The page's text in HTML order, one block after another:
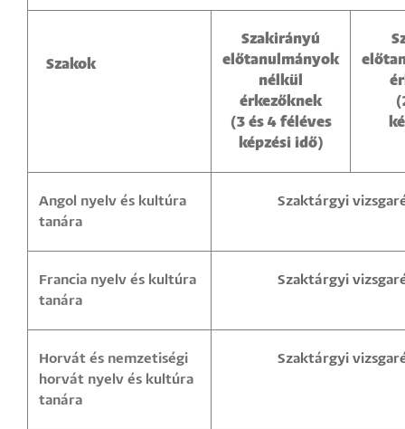
Szakok
Szakirányú
előtanulmányok
nélkül
érkezőknek
(3 és 4 féléves
képzési idő)
Angol nyelv és kultúra
tanára
Szaktárgyi
Francia nyelv és kultúra
tanára
Szaktárgyi
Horvát és nemzetiségi
horvát nyelv és kultúra
tanára
Szaktárgyi